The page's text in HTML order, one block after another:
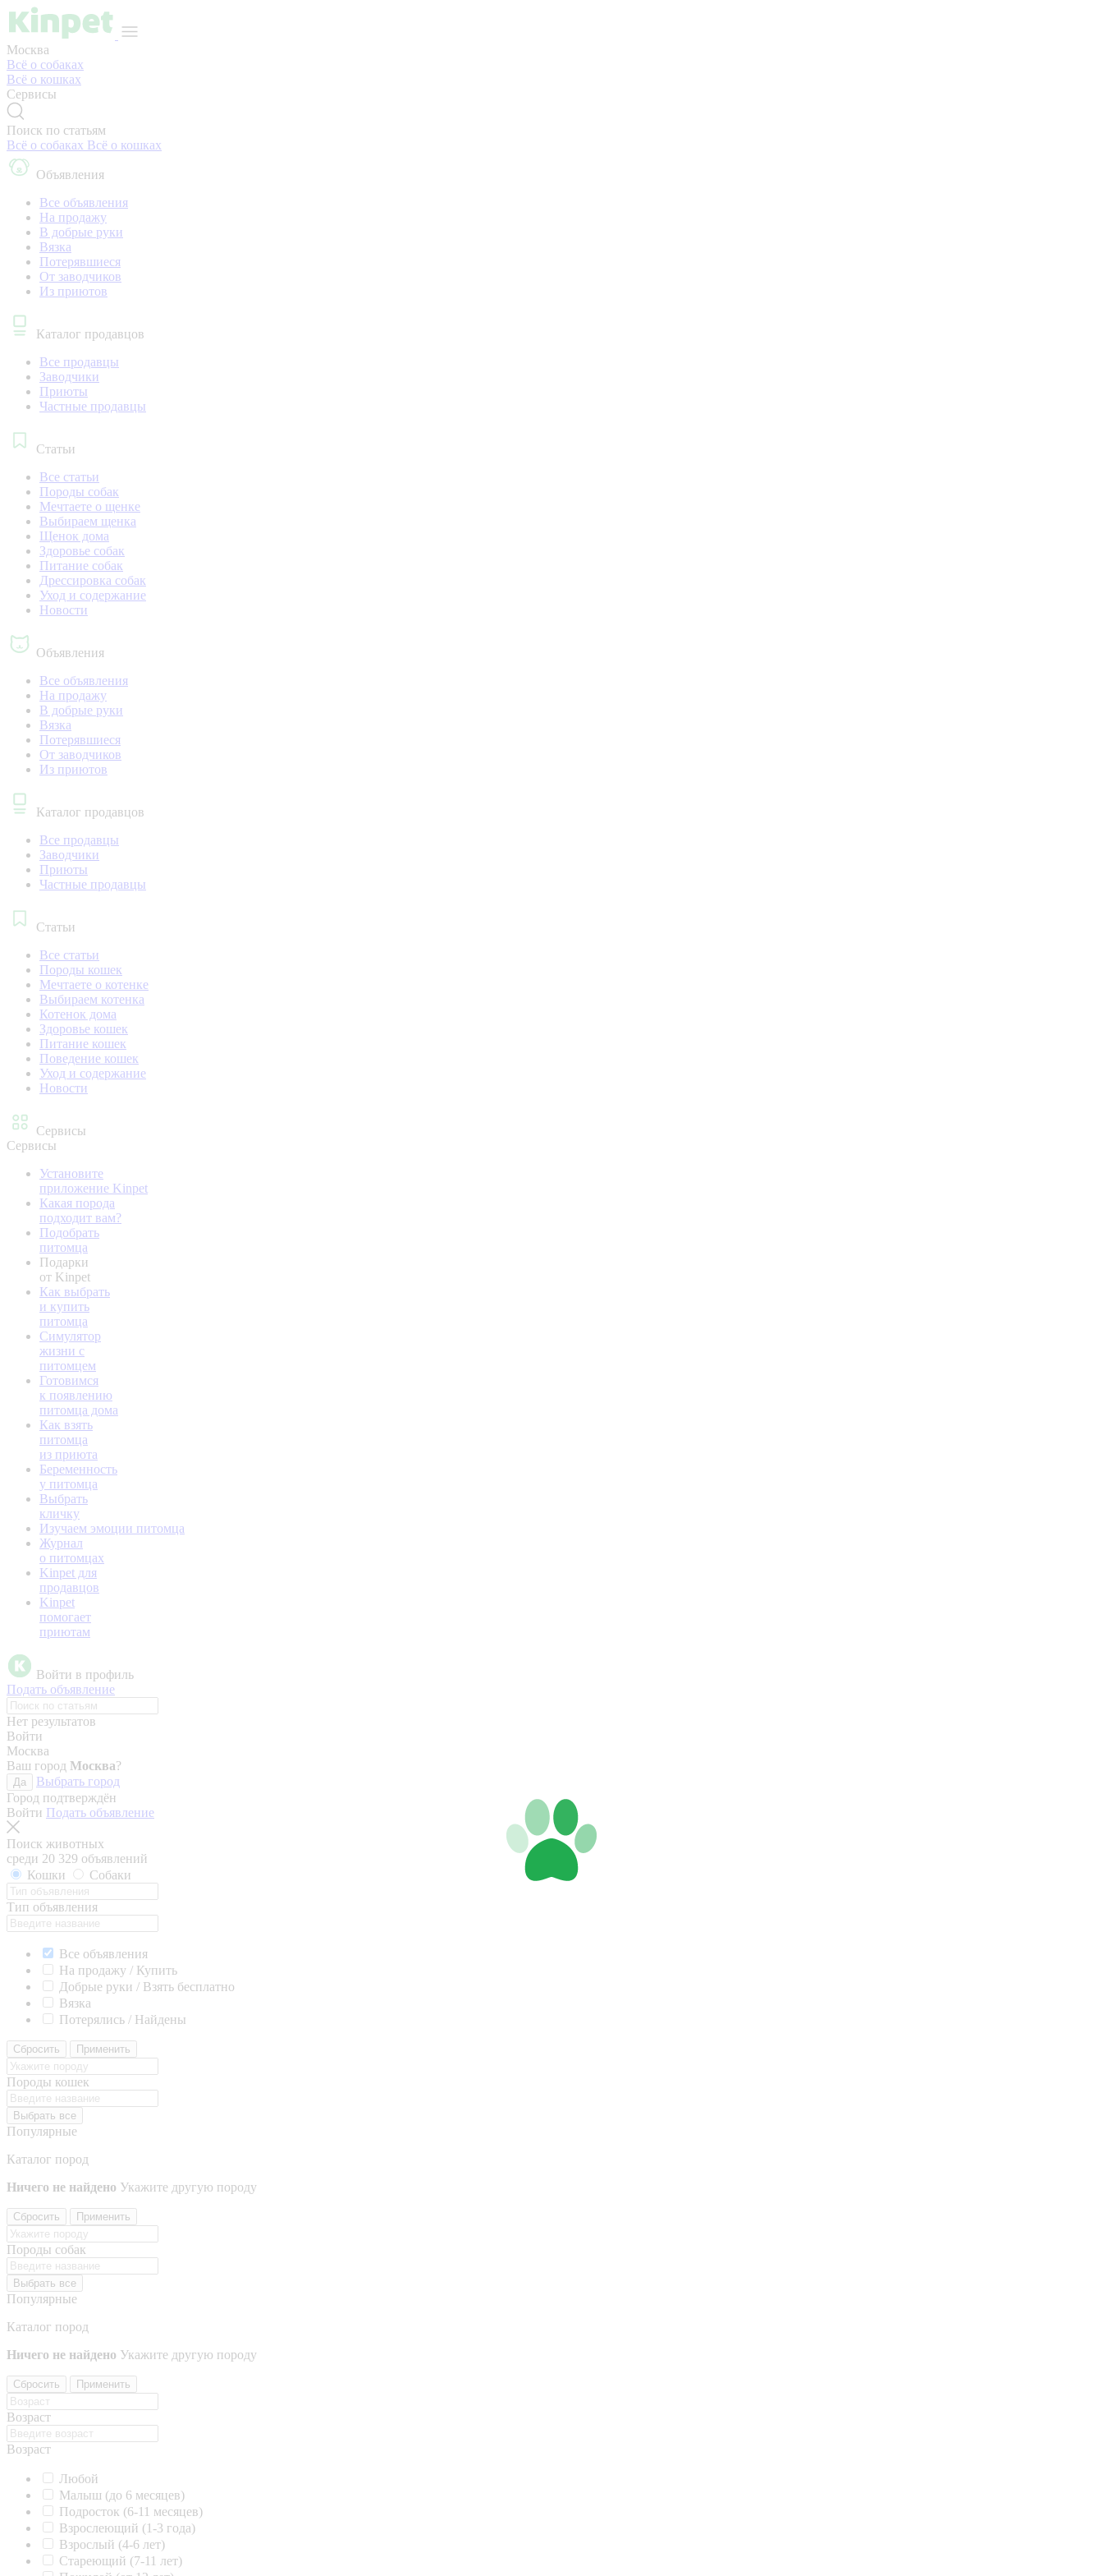
Москва
Всё о собаках
Всё о кошках
Сервисы
Поиск по статьям
Всё о собаках Всё о кошках
Объявления
Все объявления
На продажу
В добрые руки
Вязка
Потерявшиеся
От заводчиков
Из приютов
Каталог продавцов
Все продавцы
Заводчики
Приюты
Частные продавцы
Статьи
Все статьи
Породы собак
Мечтаете о щенке
Выбираем щенка
Щенок дома
Здоровье собак
Питание собак
Дрессировка собак
Уход и содержание
Новости
Объявления
Все объявления
На продажу
В добрые руки
Вязка
Потерявшиеся
От заводчиков
Из приютов
Каталог продавцов
Все продавцы
Заводчики
Приюты
Частные продавцы
Статьи
Все статьи
Породы кошек
Мечтаете о котенке
Выбираем котенка
Котенок дома
Здоровье кошек
Питание кошек
Поведение кошек
Уход и содержание
Новости
Сервисы
Сервисы
Установите
приложение Kinpet
Какая порода
подходит вам?
Подобрать
питомца
Подарки
от Kinpet
Как выбрать
и купить
питомца
Симулятор
жизни с
питомцем
Готовимся
к появлению
питомца дома
Как взять
питомца
из приюта
Беременность
у питомца
Выбрать
кличку
Изучаем эмоции питомца
Журнал
о питомцах
Kinpet для
продавцов
Kinpet
помогает
приютам
Войти в профиль
Подать объявление
Нет результатов
Войти
Москва
Ваш город Москва?
Да
Выбрать город
Город подтверждён
Войти Подать объявление
Поиск животных
среди 20 329 объявлений
Кошки
Собаки
Тип объявления
Все объявления
На продажу / Купить
Добрые руки / Взять бесплатно
Вязка
Потерялись / Найдены
Сбросить Применить
Породы кошек
Выбрать все
Популярные
Каталог пород
Ничего не найдено Укажите другую породу
Сбросить Применить
Породы собак
Выбрать все
Популярные
Каталог пород
Ничего не найдено Укажите другую породу
Сбросить Применить
Возраст
Возраст
Любой
Малыш (до 6 месяцев)
Подросток (6-11 месяцев)
Взрослеющий (1-3 года)
Взрослый (4-6 лет)
Стареющий (7-11 лет)